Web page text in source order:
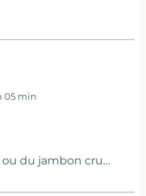
05 min
ou du jambon cru…